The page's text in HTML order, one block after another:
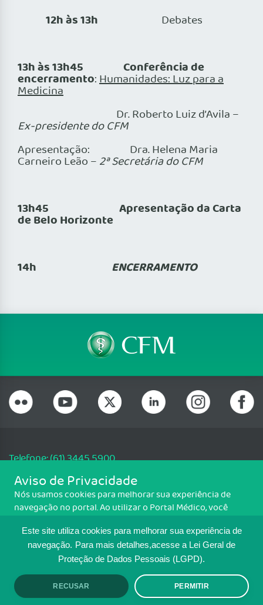
Este site utiliza cookies para melhorar sua experiência de
navegação. Para mais detalhes,acesse a Lei Geral de
Proteção de Dados Pessoais (LGPD).
RECUSAR PERMITIR
12h às 13h Debates
13h às 13h45 Conferência de
encerramento:Humanidades: Luz para a
Medicina
Dr. Roberto Luiz d’Avila –
Ex-presidente do CFM
Apresentação: Dra. Helena Maria
Carneiro Leão – 2ª Secretária do CFM
13h45 Apresentação da Carta
de Belo Horizonte
14h ENCERRAMENTO
Telefone: (61) 3445 5900
Email: cfm@portalmedico.org.br
SGAS 616, Conjunto D, Lote 115, L2 Sul, Brasília/DF - CEP: 70200-760 -
CNPJ: 33.583.550/0001-30
MAPA DO SITE
TRANSPARÊNCIA E PRESTAÇÃO DE
CONTAS
Aviso de Privacidade
Nós usamos cookies para melhorar sua experiência de
navegação no portal. Ao utilizar o Portal Médico, você
Para ter mais informações sobre como isso é feito, acesse
Política de cookies. Se você concorda, clique em ACEITO.
ACEITO